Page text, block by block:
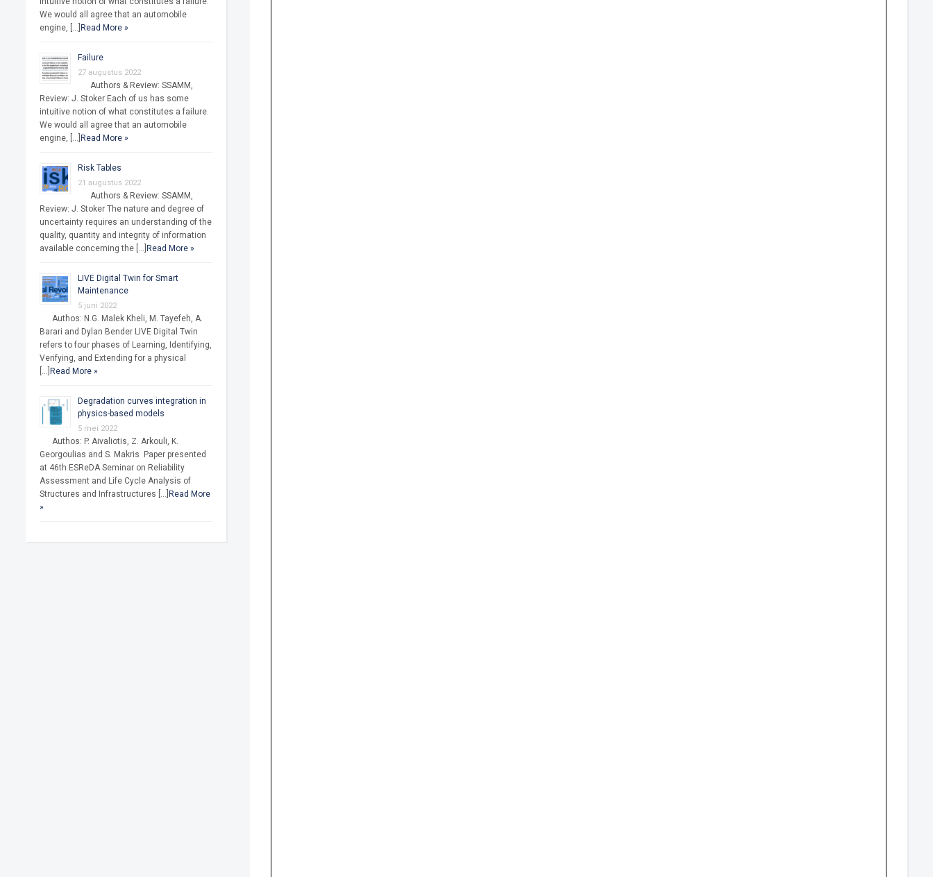
We would all agree that an automobile
engine, […] Read More »
Failure
27 augustus 2022
Authors & Review: SSAMM,
Review: J. Stoker Each of us has some
intuitive notion of what constitutes a failure.
We would all agree that an automobile
engine, […] Read More »
Risk Tables
21 augustus 2022
Authors & Review: SSAMM,
Review: J. Stoker The nature and degree of
uncertainty requires an understanding of the
quality, quantity and integrity of information
available concerning the […] Read More »
LIVE Digital Twin for Smart
Maintenance
5 juni 2022
Authos: N.G. Malek Kheli, M. Tayefeh, A.
Barari and Dylan Bender LIVE Digital Twin
refers to four phases of Learning, Identifying,
Verifying, and Extending for a physical
Read More »
Degradation curves integration in
physics-based models
5 mei 2022
Authos: P. Aivaliotis, Z. Arkouli, K.
Georgoulias and S. Makris Paper presented
at 46th ESReDA Seminar on Reliability
Assessment and Life Cycle Analysis of
Structures and Infrastructures […] Read More
»